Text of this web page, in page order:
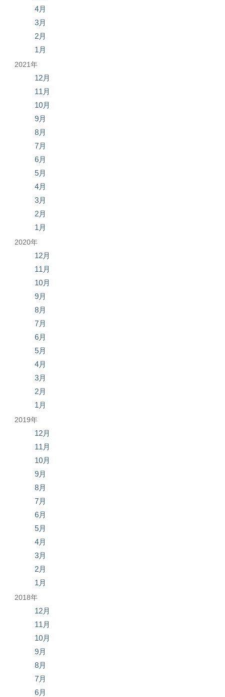
4月
3月
2月
1月
2021年
12月
11月
10月
9月
8月
7月
6月
5月
4月
3月
2月
1月
2020年
12月
11月
10月
9月
8月
7月
6月
5月
4月
3月
2月
1月
2019年
12月
11月
10月
9月
8月
7月
6月
5月
4月
3月
2月
1月
2018年
12月
11月
10月
9月
8月
7月
6月